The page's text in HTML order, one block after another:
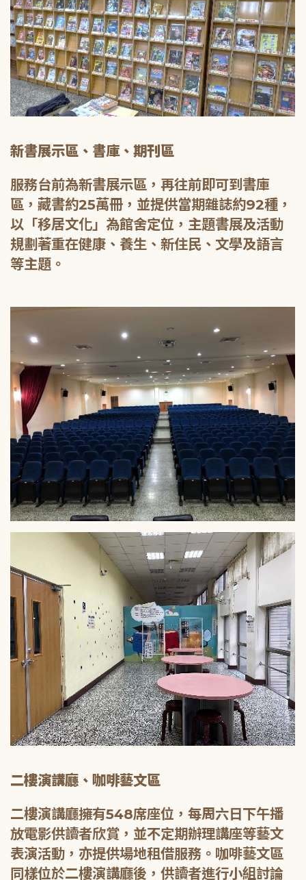
新書展示區、書庫、期刊區
服務台前為新書展示區，再往前即可到書庫
區，藏書約25萬冊，並提供當期雜誌約92種，
以「移居文化」為館舍定位，主題書展及活動
規劃著重在健康、養生、新住民、文學及語言
等主題。
二樓演講廳、咖啡藝文區
二樓演講廳擁有548席座位，每周六日下午播
放電影供讀者欣賞，並不定期辦理講座等藝文
表演活動，亦提供場地租借服務。咖啡藝文區
同樣位於二樓演講廳後，供讀者進行小組討論